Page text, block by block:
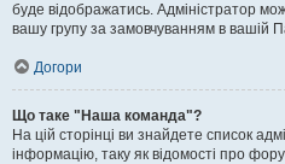
буде відображатись. Адміністратор
вашу групу за замовчуванням в вашій
Догори
Що таке "Наша команда"?
На цій сторінці ви знайдете список
інформацію, таку як відомості про